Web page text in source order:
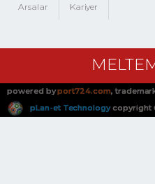
Arsalar Kariyer
powered byport724.com,
pLan-et Technologycopyright